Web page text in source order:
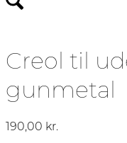
Creol til
gunmetal
190,00 kr.